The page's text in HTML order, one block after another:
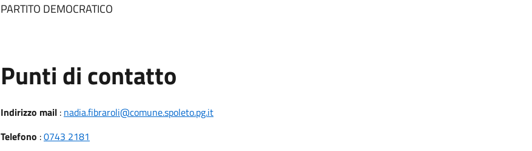
PARTITO DEMOCRATICO
Punti di contatto
Indirizzo mail: nadia.fibraroli@comune.spoleto.pg.it
Telefono :0743 2181